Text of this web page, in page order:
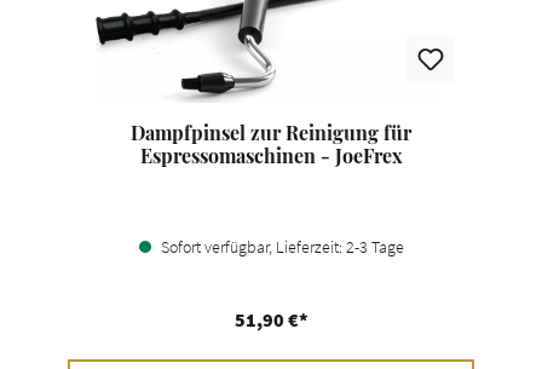
Dampfpinsel zur Reinigung für
Espressomaschinen - JoeFrex
Sofort verfügbar, Lieferzeit: 2-3 Tage
51,90 €*